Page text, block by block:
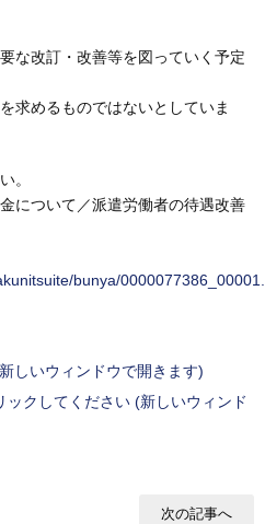
な改訂・改善等を図っていく予定
求めるものではないとしていま
。
について／派遣労働者の待遇改善
bunya/
しいウィンドウで開きます)
クしてください (新しいウィンド
次の記事へ